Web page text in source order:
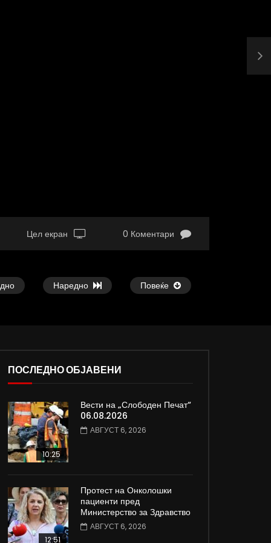
Цел екран 0 Коментари
Наредно Повеќе
37:25
Арсовски: „Се вариме како жаби,
додека сме надвор од ЕУ“
АВГУСТ 5, 2026
0
6.4K
ПОСЛЕДНО ОБЈАВЕНИ
10:25
Вести на „Слободен Печат“
06.08.2026
АВГУСТ 6, 2026
12:51
Протест на Онколошки
пациенти пред
Министерство за Здравство
АВГУСТ 6, 2026